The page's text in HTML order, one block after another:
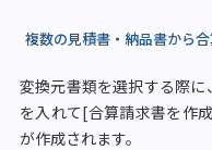
複数の見積書・納品書から
変換元書類を選択する際
を入れて[合算請求書を作
が作成されます。